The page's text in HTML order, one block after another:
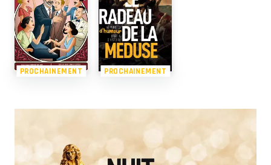
PROCHAINEMENT PROCHAINEMENT